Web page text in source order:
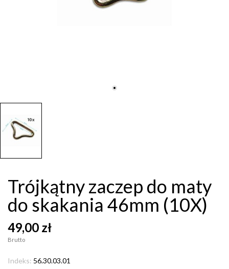
Trójkątny zaczep do maty
do skakania 46mm (10X)
49,00 zł
Brutto
Indeks: 56.30.03.01